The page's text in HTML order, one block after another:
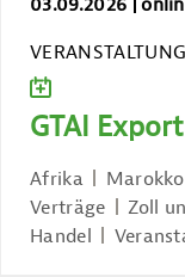
GTAI
VERANSTALTUNG
ZUM
GTAI
Afrika Marokko
Verträge
Zoll
Handel